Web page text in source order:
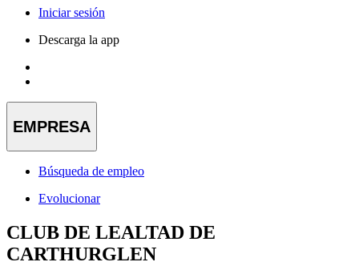
Iniciar sesión
Descarga la app
EMPRESA
Búsqueda de empleo
Evolucionar
CLUB DE LEALTAD DE
CARTHURGLEN